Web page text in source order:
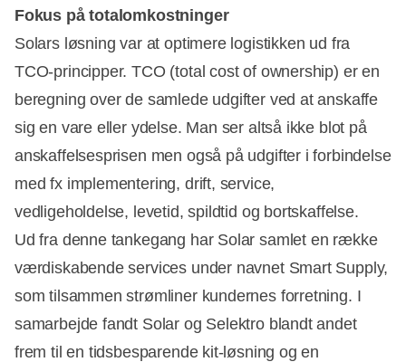
Fokus på totalomkostninger
Solars løsning var at optimere logistikken ud fra
TCO-principper. TCO (total cost of ownership) er en
beregning over de samlede udgifter ved at anskaffe
sig en vare eller ydelse. Man ser altså ikke blot på
anskaffelsesprisen men også på udgifter i forbindelse
med fx implementering, drift, service,
vedligeholdelse, levetid, spildtid og bortskaffelse.
Ud fra denne tankegang har Solar samlet en række
værdiskabende services under navnet Smart Supply,
som tilsammen strømliner kundernes forretning. I
samarbejde fandt Solar og Selektro blandt andet
frem til en tidsbesparende kit-løsning og en